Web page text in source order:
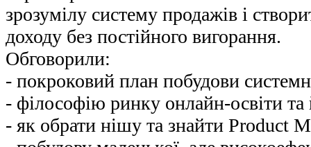
зрозумілу систему продажів і
доходу без постійного вигорання.
Обговорили:
- покроковий план побудови
- філософію ринку онлайн-освіти та
- як обрати нішу та знайти Product